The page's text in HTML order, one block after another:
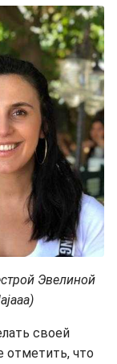
Эвелиной
своей
отметить, что